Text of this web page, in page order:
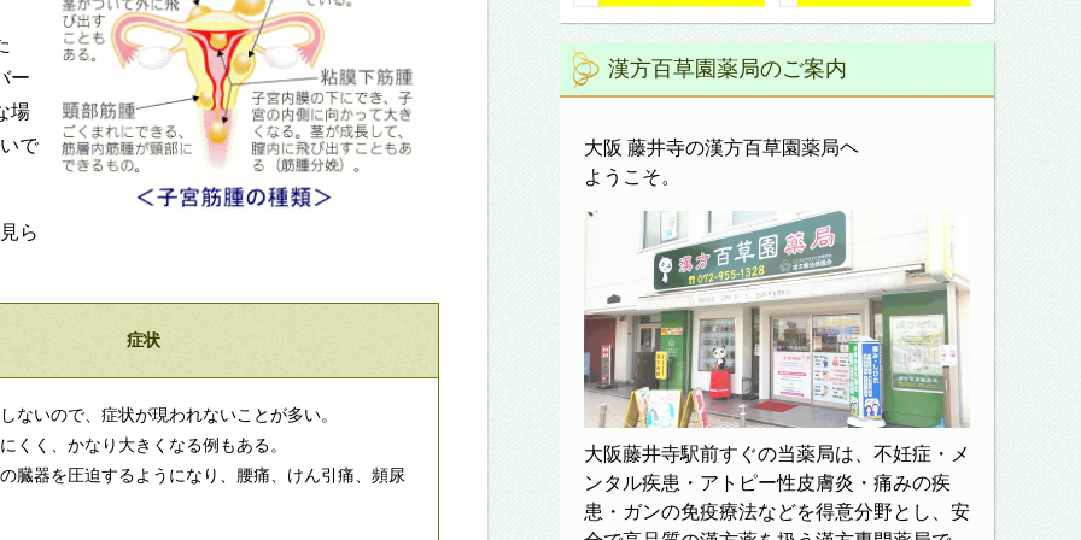
ー
場
で
ら
症状
ないので、症状が現われないことが多い。
くく、かなり大きくなる例もある。
臓器を圧迫するようになり、腰痛、けん引痛、頻尿
漢方百草園薬局のご案内
大阪 藤井寺の漢方百草園薬局ヘ
ようこそ。
大阪藤井寺駅前すぐの当薬局は、不妊症・メ
ンタル疾患・アトピー性皮膚炎・痛みの疾
患・ガンの免疫療法などを得意分野とし、安